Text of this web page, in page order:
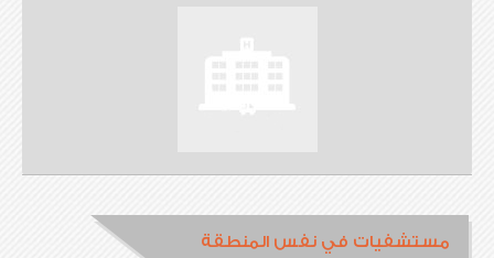
مستشفيات في نفس المنطقة